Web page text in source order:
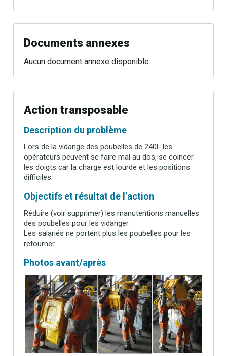
Documents annexes
Aucun document annexe disponible.
Action transposable
Description du problème
Lors de la vidange des poubelles de 240L les
opérateurs peuvent se faire mal au dos, se coincer
les doigts car la charge est lourde et les positions
difficiles.
Objectifs et résultat de l’action
Réduire (voir supprimer) les manutentions manuelles
des poubelles pour les vidanger.
Les salariés ne portent plus les poubelles pour les
retourner.
Photos avant/après